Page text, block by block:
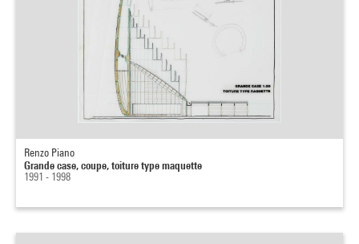
Renzo Piano
Grande case, coupe, toiture type maquette
1991 - 1998